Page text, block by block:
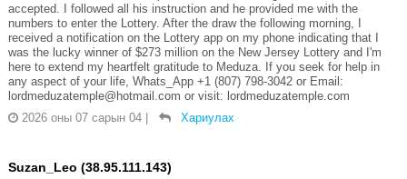
accepted. I followed all his instruction and he provided me with the
numbers to enter the Lottery. After the draw the following morning, I
received a notification on the Lottery app on my phone indicating that I
was the lucky winner of $273 million on the New Jersey Lottery and I'm
here to extend my heartfelt gratitude to Meduza. If you seek for help in
any aspect of your life, Whats_App +1 (807) 798-3042 or Email:
lordmeduzatemple@hotmail.com or visit: lordmeduzatemple.com
2026 оны 07 сарын 04 | Хариулах
Suzan_Leo (38.95.111.143)